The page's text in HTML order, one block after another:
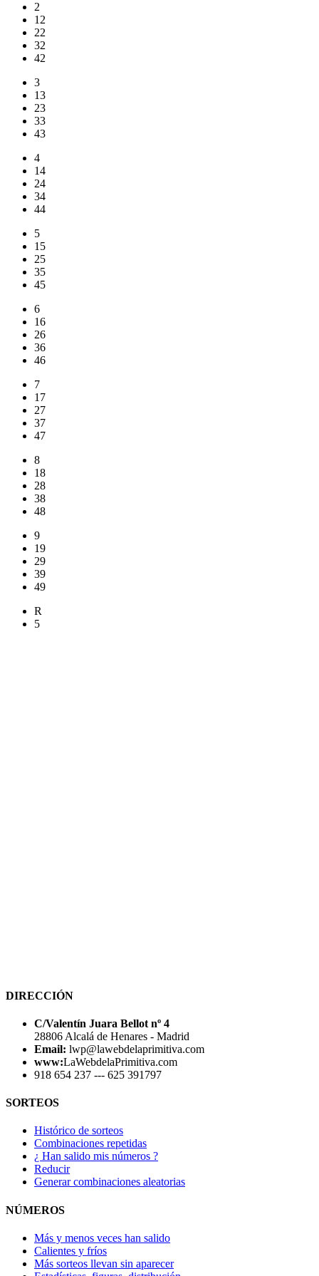
2
12
22
32
42
3
13
23
33
43
4
14
24
34
44
5
15
25
35
45
6
16
26
36
46
7
17
27
37
47
8
18
28
38
48
9
19
29
39
49
R
5
DIRECCIÓN
C/Valentín Juara Bellot nº 4
28806 Alcalá de Henares - Madrid
Email: lwp@lawebdelaprimitiva.com
www:LaWebdelaPrimitiva.com
918 654 237 --- 625 391797
SORTEOS
Histórico de sorteos
Combinaciones repetidas
¿ Han salido mis números ?
Reducir
Generar combinaciones aleatorias
NÚMEROS
Más y menos veces han salido
Calientes y fríos
Más sorteos llevan sin aparecer